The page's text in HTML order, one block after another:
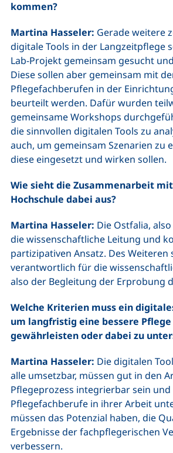
kommen?
Martina Hasseler: Gerade weitere
digitale Tools in der Langzeitpflege
Lab-Projekt gemeinsam gesucht
Diese sollen aber gemeinsam mit
Pflegefachberufen in der
beurteilt werden. Dafür wurden
gemeinsame Workshops
die sinnvollen digitalen Tools zu
auch, um gemeinsam Szenarien zu
diese eingesetzt und wirken sollen.
Wie sieht die Zusammenarbeit
Hochschule dabei aus?
Martina Hasseler: Die Ostfalia,
die wissenschaftliche Leitung und
partizipativen Ansatz. Des Weiteren
verantwortlich für die
also der Begleitung der Erprobung
Welche Kriterien muss ein
um langfristig eine bessere Pflege
gewährleisten oder dabei zu
Martina Hasseler: Die digitalen
alle umsetzbar, müssen gut in den
Pflegeprozess integrierbar sein und
Pflegefachberufe in ihrer Arbeit
müssen das Potenzial haben, die
Ergebnisse der fachpflegerischen
verbessern.